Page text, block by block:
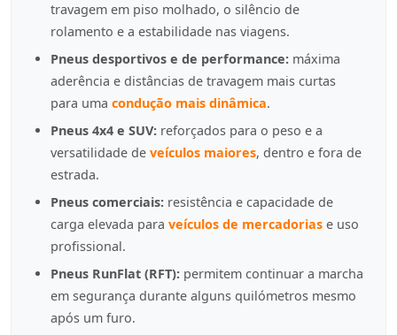
travagem em piso molhado, o silêncio de
rolamento e a estabilidade nas viagens.
Pneus desportivos e de performance: máxima
aderência e distâncias de travagem mais curtas
para uma condução mais dinâmica.
Pneus 4x4 e SUV: reforçados para o peso e a
versatilidade de veículos maiores, dentro e fora de
estrada.
Pneus comerciais: resistência e capacidade de
carga elevada para veículos de mercadorias e uso
profissional.
Pneus RunFlat (RFT): permitem continuar a marcha
em segurança durante alguns quilómetros mesmo
após um furo.